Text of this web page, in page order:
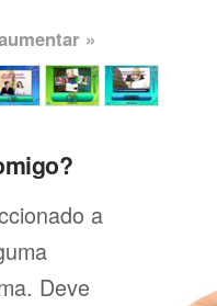
»
a
Deve